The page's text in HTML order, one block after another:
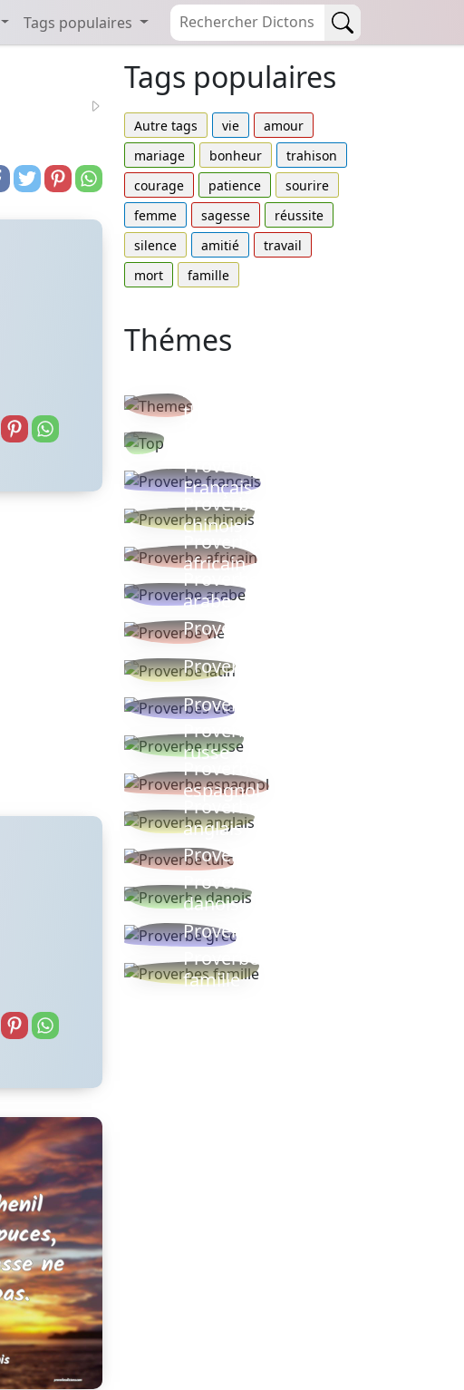
Tags populaires
Tags populaires
Autre tags vie
amour
mariage
bonheur
trahison
courage
patience
sourire
femme
sagesse
réussite
silence
amitié
travail
mort
famille
Thémes
thèmes
Proverbe
Français
Proverbe
chinois
Proverbe
africain
Proverbe
arabe
Proverbe vie
Proverbe latin
Proverbes ete
Proverbe
russe
Proverbe
espagnol
Proverbe
anglais
Proverbe turc
Proverbe
danois
Proverbe grec
Proverbes
famille